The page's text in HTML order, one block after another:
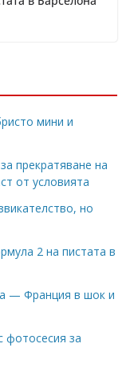
мини и
прекратяване на
от условията
но
2 на пистата в
— Франция в шок и
фотосесия за